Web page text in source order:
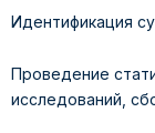
Идентификация
Проведение
исследований,